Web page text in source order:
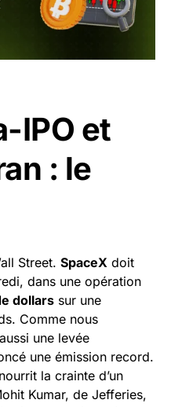
IPO et
: le
Street. SpaceX doit
dans une opération
dollars sur une
Comme nous
une levée
une émission record.
la crainte d’un
Kumar, de Jefferies,